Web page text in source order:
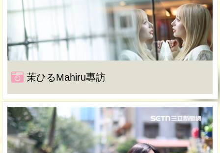
茉ひるMahiru專訪